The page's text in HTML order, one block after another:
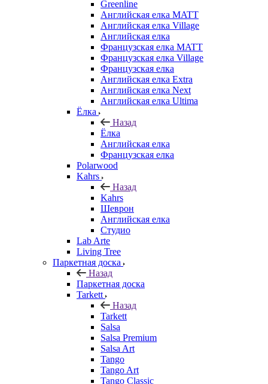
Greenline
Английская елка MATT
Английская елка Village
Английская елка
Французская елка MATT
Французская елка Village
Французская елка
Английская елка Extra
Английская елка Next
Английская елка Ultima
Ёлка
Назад
Ёлка
Английская елка
Французская елка
Polarwood
Kahrs
Назад
Kahrs
Шеврон
Английская елка
Студио
Lab Arte
Living Tree
Паркетная доска
Назад
Паркетная доска
Tarkett
Назад
Tarkett
Salsa
Salsa Premium
Salsa Art
Tango
Tango Art
Tango Classic